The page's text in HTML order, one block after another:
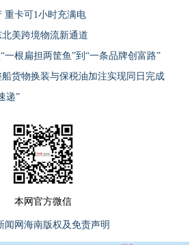
重卡可1小时充满电
美跨境物流新通道
一根扁担两筐鱼”到“一条品牌创富路”
货物换装与保税油加注实现同日完成
递”
本网官方微信
闻网海南版权及免责声明